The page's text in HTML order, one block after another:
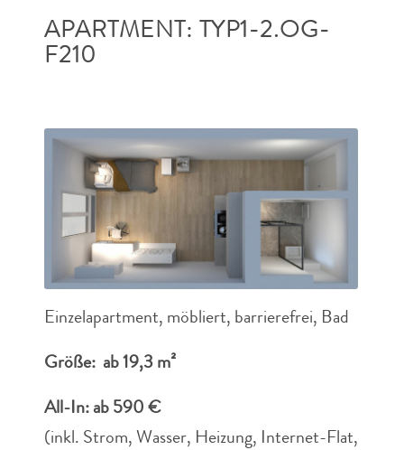
APARTMENT: TYP1-2.OG-
F210
Einzelapartment, möbliert, barrierefrei, Bad
Größe: ab 19,3 m²
All-In: ab 590 €
(inkl. Strom, Wasser, Heizung, Internet-Flat,